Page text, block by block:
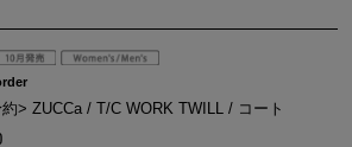
> ZUCCa / T/C WORK TWILL / コート